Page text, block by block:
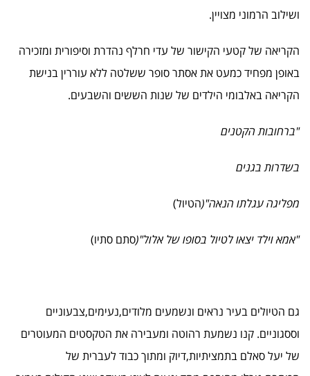
ושילוב הרמוני מצויין.
הקריאה של קטעי הקישור של עדי חרלף נהדרת וסיפורית ומזכירה
באופן מפחיד כמעט את אסתר סופר ששלטה ללא עוררין בנישת
הקריאה באלבומי הילדים של שנות הששים והשבעים.
"ברחובות הקטנים
בשדרות בגנים
מפליגה עגלתו הנאה"(הטיול)
"אמא וילד יצאו לטיול בסופו של אלול"(סתם סתיו)
גם הטיולים בעיר נראים ונשמעים מלודים,נעימים,צבעוניים
וססגוניים. קנו נשמעת רהוטה ומעבירה את הטקסטים המעוטרים
של יעל סאלם בתמציתיות,דיוק ומתוך כבוד לעברית של